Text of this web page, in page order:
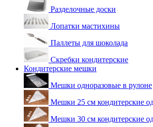
Разделочные доски
Лопатки мастихины
Паллеты для шоколада
Скребки кондитерские
Кондитерские мешки
Мешки одноразовые в рулоне
Мешки 25 см кондитерские
Мешки 30 см кондитерские